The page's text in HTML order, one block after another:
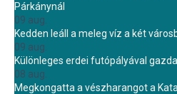
Párkánynál
09 aug.
Kedden leáll a meleg víz a két
09 aug.
Különleges erdei futópályával
08 aug.
Megkongatta a vészharangot a